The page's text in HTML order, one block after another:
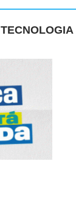
TECNOLOGIA